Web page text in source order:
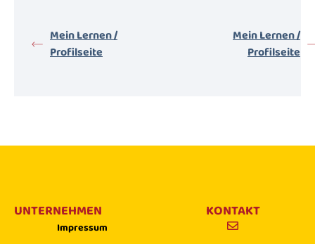
Mein Lernen /
Profilseite
Mein Lernen /
Profilseite
UNTERNEHMEN
Impressum
KONTAKT